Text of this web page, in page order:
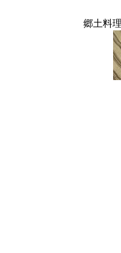
郷土料